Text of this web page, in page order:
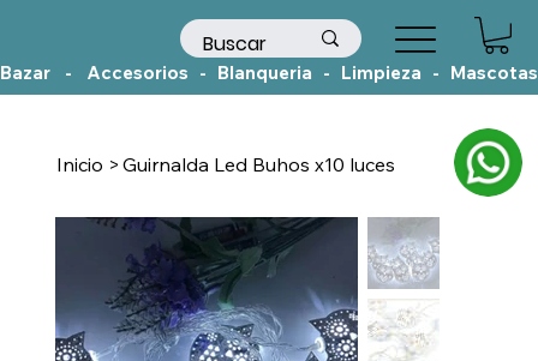
Bazar    -    Accesorios   -   Blanqueria   -   Limpieza   -
Inicio > Guirnalda Led Buhos x10 luces